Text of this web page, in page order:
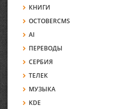
КНИГИ
OCTOBERCMS
AI
ПЕРЕВОДЫ
СЕРБИЯ
ТЕЛЕК
МУЗЫКА
KDE